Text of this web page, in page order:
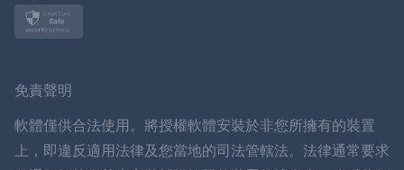
ภาษาไทย
簡体中文
免責聲明
軟體僅供合法使用。將授權軟體安裝於非您所擁有的裝置
上，即違反適用法律及您當地的司法管轄法。法律通常要求